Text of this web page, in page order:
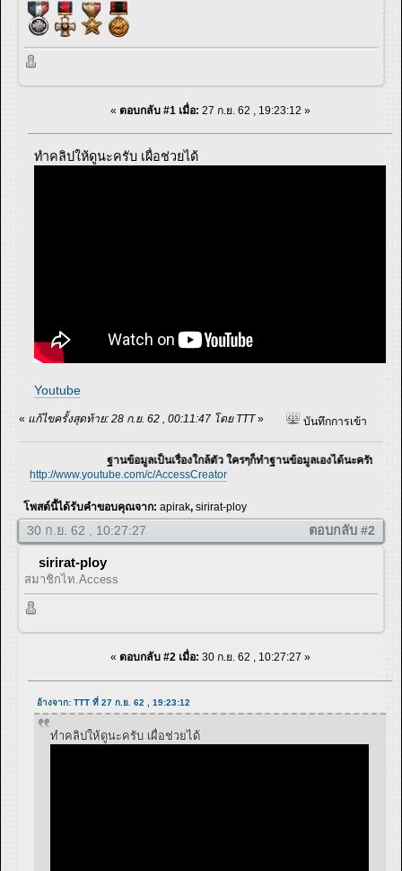
« ตอบกลับ #1 เมื่อ: 27 ก.ย. 62 , 19:23:12 »
ทำคลิปให้ดูนะครับ เผื่อช่วยได้
Youtube
« แก้ไขครั้งสุดท้าย: 28 ก.ย. 62 , 00:11:47 โดย TTT» บันทึกการเข้า
ฐานข้อมูลเป็นเรื่องใกล้ตัว ใครๆก็ทำฐานข้อมูลเองได้นะครับ
http://www.youtube.com/c/AccessCreator
โพสต์นี้ได้รับคำขอบคุณจาก: apirak, sirirat-ploy
30 ก.ย. 62 , 10:27:27 ตอบกลับ #2
sirirat-ploy
สมาชิกไท.Access
« ตอบกลับ #2 เมื่อ: 30 ก.ย. 62 , 10:27:27 »
อ้างจาก: TTT ที่ 27 ก.ย. 62 , 19:23:12
ทำคลิปให้ดูนะครับ เผื่อช่วยได้